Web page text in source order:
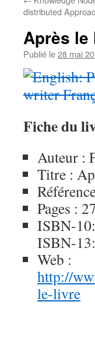
distributed
Après le
Publié le28 mai
Fiche du
Auteur :
Titre :
Pages :
ISBN-
ISBN-
Web :
http://
le-livre